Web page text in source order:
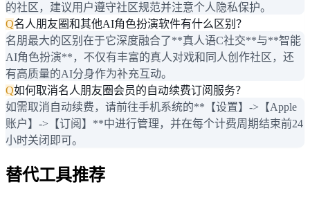
的社区，建议用户遵守社区规范并注意个人隐私保护。
Q名人朋友圈和其他AI角色扮演软件有什么区别？
名朋最大的区别在于它深度融合了**真人语C社交**与**智能
AI角色扮演**，不仅有丰富的真人对戏和同人创作社区，还
有高质量的AI分身作为补充互动。
Q如何取消名人朋友圈会员的自动续费订阅服务？
如需取消自动续费，请前往手机系统的**【设置】->【Apple
账户】->【订阅】**中进行管理，并在每个计费周期结束前24
小时关闭即可。
替代工具推荐